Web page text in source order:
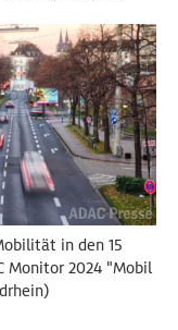
in den 15
Monitor 2024 "Mobil